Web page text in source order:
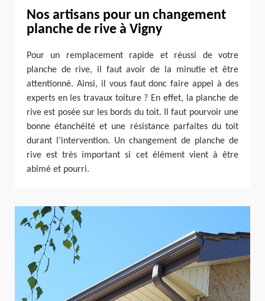
Nos artisans pour un changement
planche de rive à Vigny
Pour un remplacement rapide et réussi de votre
planche de rive, il faut avoir de la minutie et être
attentionné. Ainsi, il vous faut donc faire appel à des
experts en les travaux toiture ? En effet, la planche de
rive est posée sur les bords du toit. Il faut pourvoir une
bonne étanchéité et une résistance parfaites du toit
durant l’intervention. Un changement de planche de
rive est très important si cet élément vient à être
abîmé et pourri.